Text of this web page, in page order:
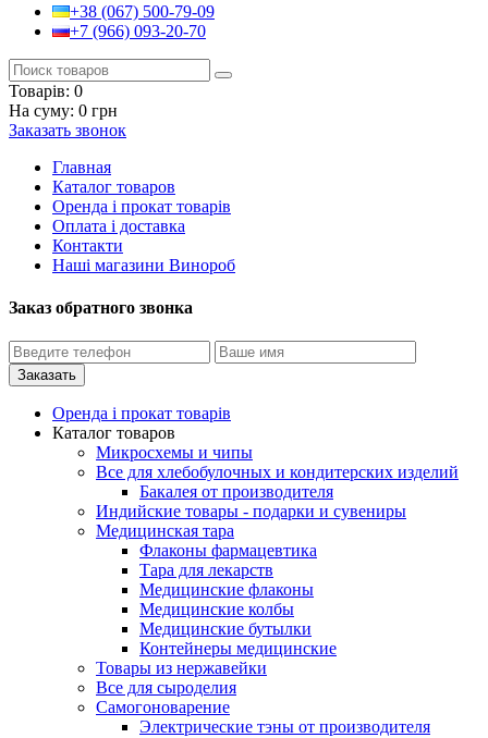
+38 (067) 500-79-09
+7 (966) 093-20-70
Товарів: 0
На суму: 0 грн
Заказать звонок
Главная
Каталог товаров
Оренда і прокат товарів
Оплата і доставка
Контакти
Наші магазини Винороб
Заказ обратного звонка
Оренда і прокат товарів
Каталог товаров
Микросхемы и чипы
Все для хлебобулочных и кондитерских изделий
Бакалея от производителя
Индийские товары - подарки и сувениры
Медицинская тара
Флаконы фармацевтика
Тара для лекарств
Медицинские флаконы
Медицинские колбы
Медицинские бутылки
Контейнеры медицинские
Товары из нержавейки
Все для сыроделия
Самогоноварение
Электрические тэны от производителя